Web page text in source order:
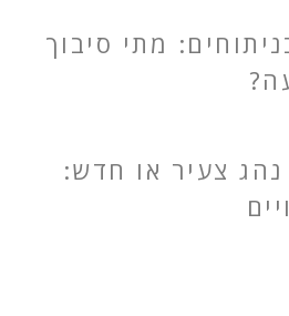
מתי סיבוך
צעיר או חדש: